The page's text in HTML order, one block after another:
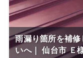
雨漏り箇所を補
いへ｜ 仙台市 Ｅ